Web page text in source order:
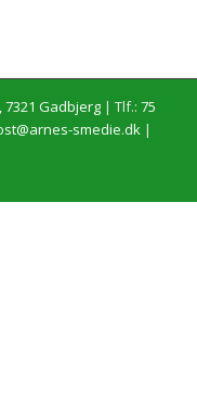
Gadbjerg| Tlf.: 75
smedie.dk|